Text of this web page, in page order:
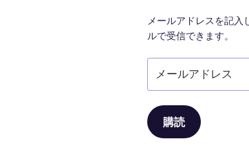
ョ
ン
メールアドレスを記入
ルで受信できます。
ア
ド
購読